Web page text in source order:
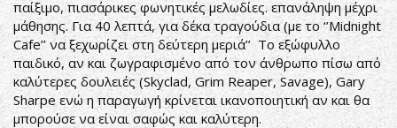
παίξιμο, πιασάρικες φωνητικές μελωδίες. επανάληψη μέχρι
μάθησης. Για 40 λεπτά, για δέκα τραγούδια (με το ‘’Midnight
Cafe’’ να ξεχωρίζει στη δεύτερη μεριά’’ Το εξώφυλλο
παιδικό, αν και ζωγραφισμένο από τον άνθρωπο πίσω από
καλύτερες δουλειές (Skyclad, Grim Reaper, Savage), Gary
Sharpe ενώ η παραγωγή κρίνεται ικανοποιητική αν και θα
μπορούσε να είναι σαφώς και καλύτερη.